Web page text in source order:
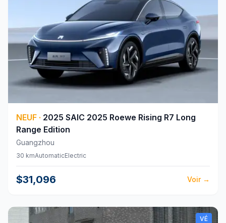
NEUF · 2025 SAIC 2025 Roewe Rising R7 Long
Range Edition
Guangzhou
30 kmAutomaticElectric
$31,096 Voir→
VÉ